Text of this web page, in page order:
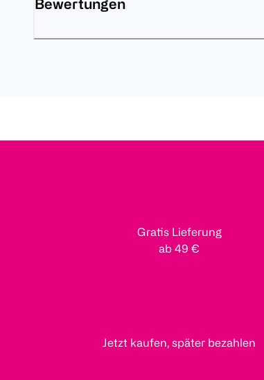
Bewertungen
Gratis Lieferung
ab 49 €
Jetzt kaufen, später bezahlen